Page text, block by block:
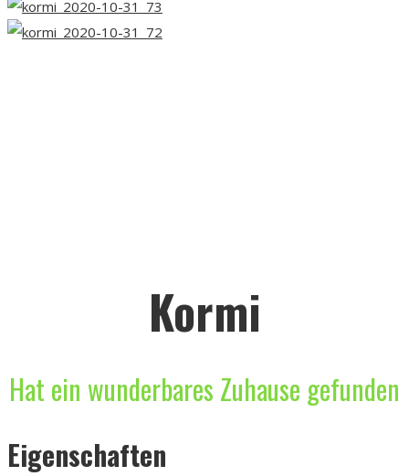
Kormi
Hat ein wunderbares Zuhause gefunden
Eigenschaften